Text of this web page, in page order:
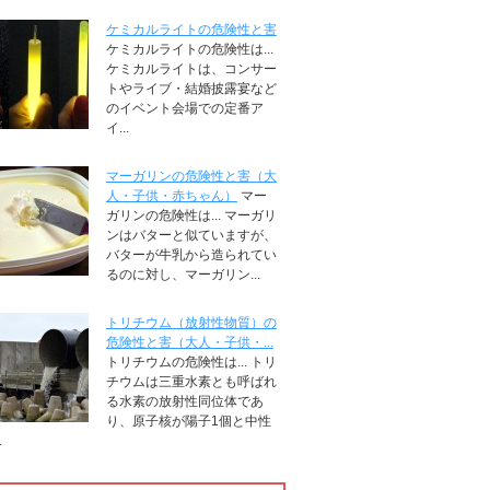
ケミカルライトの危険性と害
ケミカルライトの危険性は...
ケミカルライトは、コンサー
トやライブ・結婚披露宴など
のイベント会場での定番ア
イ...
マーガリンの危険性と害（大
人・子供・赤ちゃん）
マー
ガリンの危険性は... マーガリ
ンはバターと似ていますが、
バターが牛乳から造られてい
るのに対し、マーガリン...
トリチウム（放射性物質）の
危険性と害（大人・子供・...
トリチウムの危険性は... トリ
チウムは三重水素とも呼ばれ
る水素の放射性同位体であ
り、原子核が陽子1個と中性